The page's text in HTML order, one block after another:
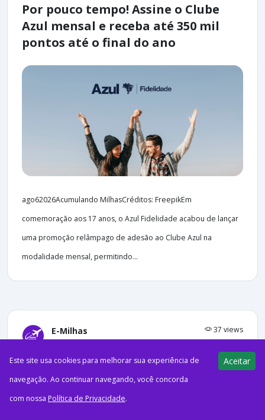
Por pouco tempo! Assine o Clube
Azul mensal e receba até 350 mil
pontos até o final do ano
ago62026Acumulando MilhasCréditos: FreepikEm
comemoração aos 17 anos, o Azul Fidelidade acabou de lançar
uma promoção relâmpago de adesão ao Clube Azul na
modalidade mensal, permitindo...
E-Milhas 37 views
06/08/2026
Azul inicia voos entre Confins,
Diamantina e São João del-Rei
Este site usa cookies para melhorar sua experiência de
navegação. Ao continuar navegando, você concorda
com nossa Política de Privacidade.
Aceitar